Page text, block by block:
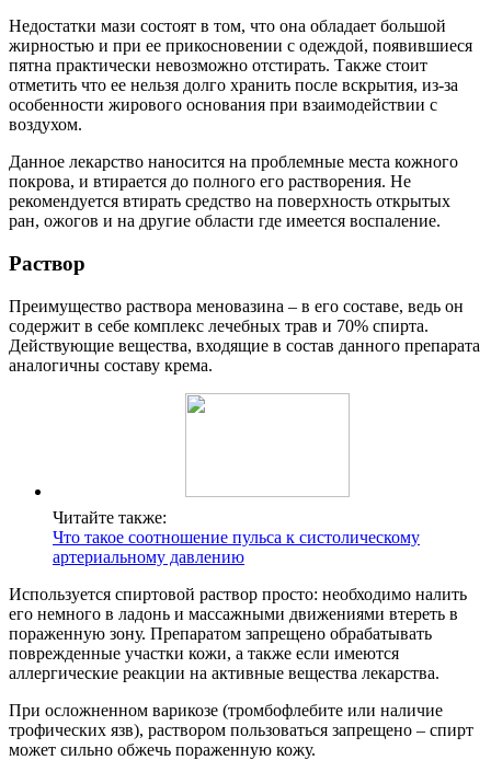
Недостатки мази состоят в том, что она обладает большой
жирностью и при ее прикосновении с одеждой, появившиеся
пятна практически невозможно отстирать. Также стоит
отметить что ее нельзя долго хранить после вскрытия, из-за
особенности жирового основания при взаимодействии с
воздухом.
Данное лекарство наносится на проблемные места кожного
покрова, и втирается до полного его растворения. Не
рекомендуется втирать средство на поверхность открытых
ран, ожогов и на другие области где имеется воспаление.
Раствор
Преимущество раствора меновазина – в его составе, ведь он
содержит в себе комплекс лечебных трав и 70% спирта.
Действующие вещества, входящие в состав данного препарата
аналогичны составу крема.
Читайте также:
Что такое соотношение пульса к систолическому
артериальному давлению
Используется спиртовой раствор просто: необходимо налить
его немного в ладонь и массажными движениями втереть в
пораженную зону. Препаратом запрещено обрабатывать
поврежденные участки кожи, а также если имеются
аллергические реакции на активные вещества лекарства.
При осложненном варикозе (тромбофлебите или наличие
трофических язв), раствором пользоваться запрещено – спирт
может сильно обжечь пораженную кожу.